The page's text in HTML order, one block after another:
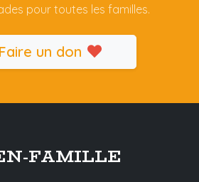
pour toutes les familles.
Faire un don
FAMILLE